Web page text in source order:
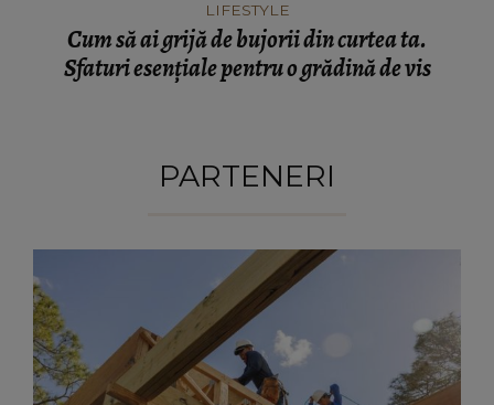
LIFESTYLE
Cum să ai grijă de bujorii din curtea ta.
Sfaturi esențiale pentru o grădină de vis
PARTENERI